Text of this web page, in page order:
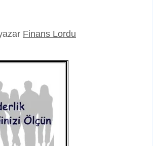
Finans Lordu